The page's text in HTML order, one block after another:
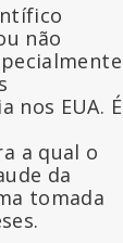
não
nos EUA. É
a qual o
da
tomada